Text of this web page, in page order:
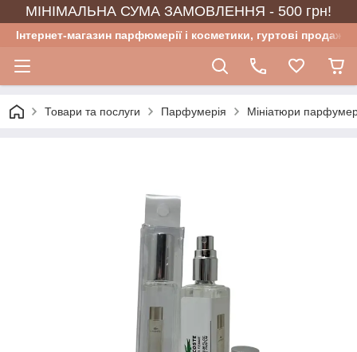
МІНІМАЛЬНА СУМА ЗАМОВЛЕННЯ - 500 грн!
Інтернет-магазин парфюмерії і косметики, гуртові продажі
Товари та послуги Парфумерія Мініатюри